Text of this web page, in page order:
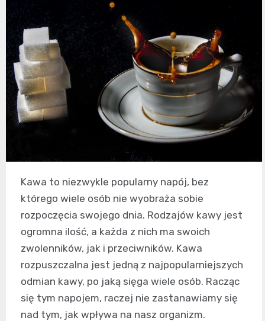
Kawa to niezwykle popularny napój, bez
którego wiele osób nie wyobraża sobie
rozpoczęcia swojego dnia. Rodzajów kawy jest
ogromna ilość, a każda z nich ma swoich
zwolenników, jak i przeciwników. Kawa
rozpuszczalna jest jedną z najpopularniejszych
odmian kawy, po jaką sięga wiele osób. Racząc
się tym napojem, raczej nie zastanawiamy się
nad tym, jak wpływa na nasz organizm.